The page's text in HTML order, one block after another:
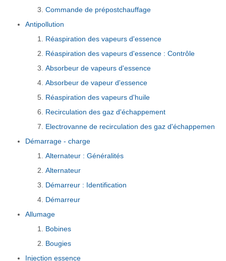
Commande de prépostchauffage
Antipollution
Réaspiration des vapeurs d'essence
Réaspiration des vapeurs d'essence : Contrôle
Absorbeur de vapeurs d'essence
Absorbeur de vapeur d'essence
Réaspiration des vapeurs d'huile
Recirculation des gaz d'échappement
Electrovanne de recirculation des gaz d'échappemen
Démarrage - charge
Alternateur : Généralités
Alternateur
Démarreur : Identification
Démarreur
Allumage
Bobines
Bougies
Injection essence